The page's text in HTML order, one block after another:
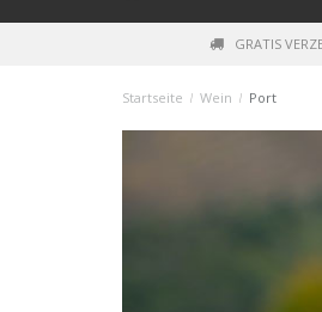
GRATIS
Startseite / Wein / Port